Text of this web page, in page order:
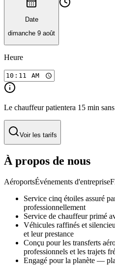
Date
dimanche 9 août
Heure
Le chauffeur patientera 15 min
Voir les tarifs
À propos de nous
AéroportsÉvénements d'entreprise
Service cinq étoiles assuré
professionnellement
Service de chauffeur primé
Véhicules raffinés et
et leur prestance
Conçu pour les transferts
professionnels et les trajets
Engagé pour la planète —